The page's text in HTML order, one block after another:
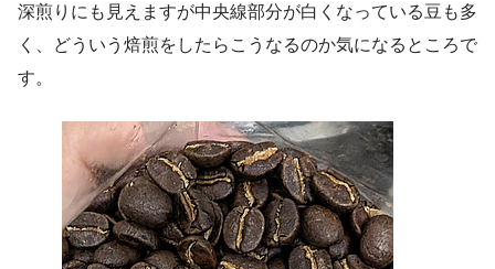
深煎りにも見えますが中央線部分が白くなっている豆も多
く、どういう焙煎をしたらこうなるのか気になるところで
す。